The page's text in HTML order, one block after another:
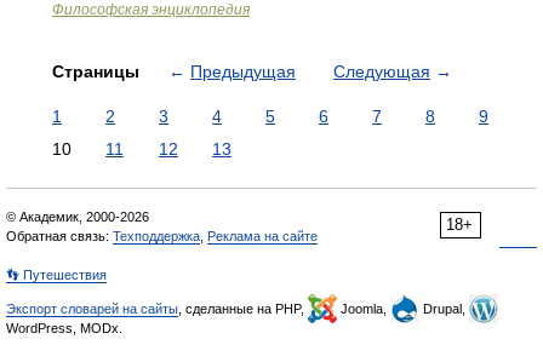
Философская энциклопедия
Страницы ← Предыдущая Следующая →
1 2 3 4 5 6 7 8
9
10
11 12 13
18+
© Академик, 2000-2026
Обратная связь: Техподдержка Реклама на сайте
👣 Путешествия
Экспорт словарей на сайты , сделанные на PHP, Joomla,
Drupal,
WordPress, MODx.